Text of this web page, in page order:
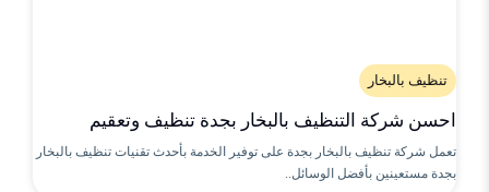
تنظيف بالبخار
احسن شركة التنظيف بالبخار بجدة تنظيف وتعقيم
تعمل شركة تنظيف بالبخار بجدة على توفير الخدمة بأحدث تقنيات تنظيف بالبخار
بجدة مستعينين بأفضل الوسائل..